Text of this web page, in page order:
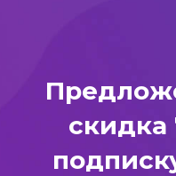
скидка